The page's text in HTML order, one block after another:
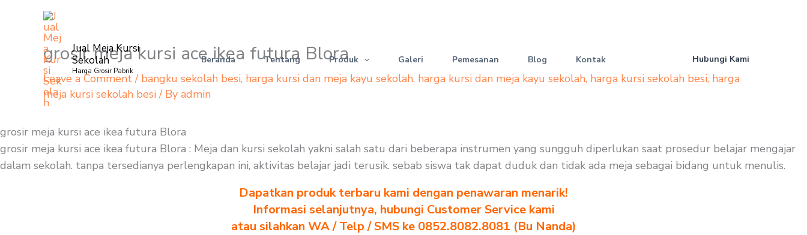
Jual Meja Kursi
Sekolah
Harga Grosir Pabrik
Beranda Tentang Produk Galeri Pemesanan Blog Kontak Hubungi Kami
grosir meja kursi ace ikea futura Blora
Leave a Comment / bangku sekolah besi, harga kursi dan meja kayu sekolah, harga kursi dan meja kayu sekolah, harga kursi sekolah besi, harga
meja kursi sekolah besi/ By admin
grosir meja kursi ace ikea futura Blora
grosir meja kursi ace ikea futura Blora : Meja dan kursi sekolah yakni salah satu dari beberapa instrumen yang sungguh diperlukan saat prosedur belajar mengajar
dalam sekolah. tanpa tersedianya perlengkapan ini, aktivitas belajar jadi terusik. sebab siswa tak dapat duduk dan tidak ada meja sebagai bidang untuk menulis.
Dapatkan produk terbaru kami dengan penawaran menarik!
Informasi selanjutnya, hubungi Customer Service kami
atau silahkan WA / Telp / SMS ke 0852.8082.8081 (Bu Nanda)